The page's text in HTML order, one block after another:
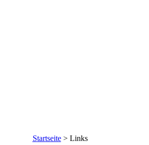
Startseite> Links